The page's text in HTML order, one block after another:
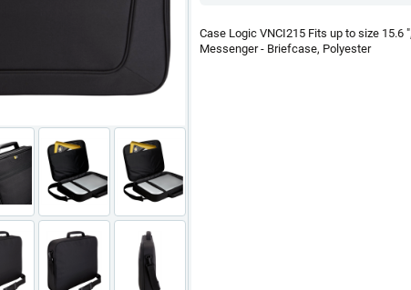
Case Logic VNCI215 Fits up to size 15.6
Messenger - Briefcase, Polyester